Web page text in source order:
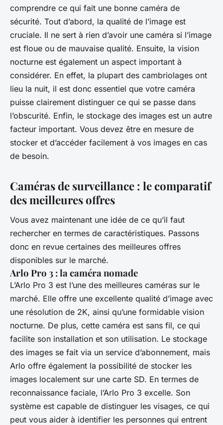
comprendre ce qui fait une bonne caméra de
sécurité. Tout d’abord, la qualité de l’image est
cruciale. Il ne sert à rien d’avoir une caméra si l’image
est floue ou de mauvaise qualité. Ensuite, la vision
nocturne est également un aspect important à
considérer. En effet, la plupart des cambriolages ont
lieu la nuit, il est donc essentiel que votre caméra
puisse clairement distinguer ce qui se passe dans
l’obscurité. Enfin, le stockage des images est un autre
facteur important. Vous devez être en mesure de
stocker et d’accéder facilement à vos images en cas
de besoin.
Caméras de surveillance : le comparatif
des meilleures offres
Vous avez maintenant une idée de ce qu’il faut
rechercher en termes de caractéristiques. Passons
donc en revue certaines des meilleures offres
disponibles sur le marché.
Arlo Pro 3 : la caméra nomade
L’Arlo Pro 3 est l’une des meilleures caméras sur le
marché. Elle offre une excellente qualité d’image avec
une résolution de 2K, ainsi qu’une formidable vision
nocturne. De plus, cette caméra est sans fil, ce qui
facilite son installation et son utilisation. Le stockage
des images se fait via un service d’abonnement, mais
Arlo offre également la possibilité de stocker les
images localement sur une carte SD. En termes de
reconnaissance faciale, l’Arlo Pro 3 excelle. Son
système est capable de distinguer les visages, ce qui
peut vous aider à identifier les personnes qui entrent